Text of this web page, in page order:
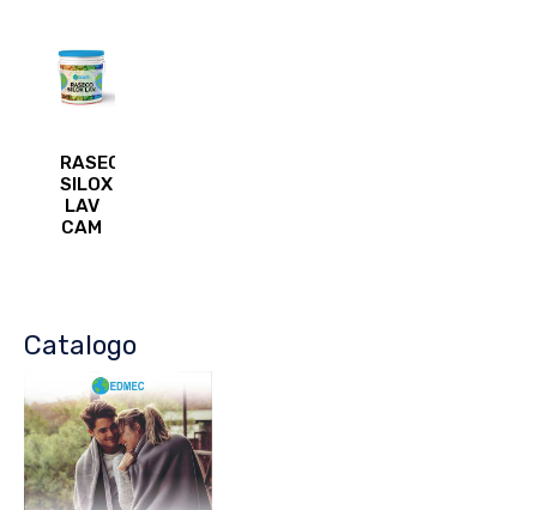
RASECO
SILOX
LAV
CAM
Catalogo